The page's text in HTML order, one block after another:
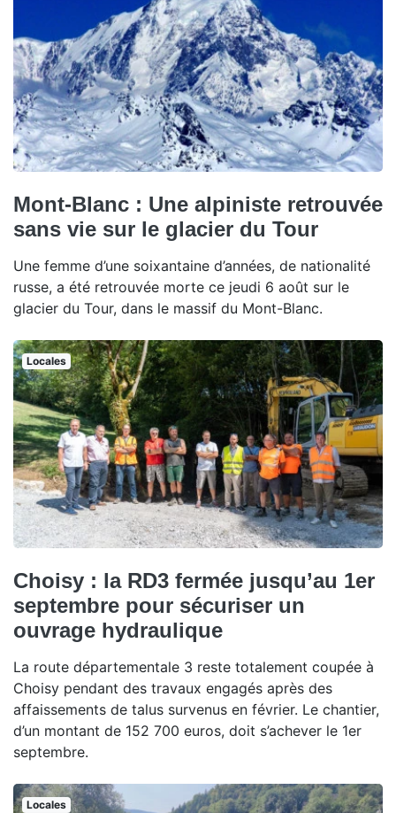
Mont-Blanc : Une alpiniste retrouvée
sans vie sur le glacier du Tour
Une femme d’une soixantaine d’années, de nationalité
russe, a été retrouvée morte ce jeudi 6 août sur le
glacier du Tour, dans le massif du Mont-Blanc.
Locales
Choisy : la RD3 fermée jusqu’au 1er
septembre pour sécuriser un
ouvrage hydraulique
La route départementale 3 reste totalement coupée à
Choisy pendant des travaux engagés après des
affaissements de talus survenus en février. Le chantier,
d’un montant de 152 700 euros, doit s’achever le 1er
septembre.
Locales